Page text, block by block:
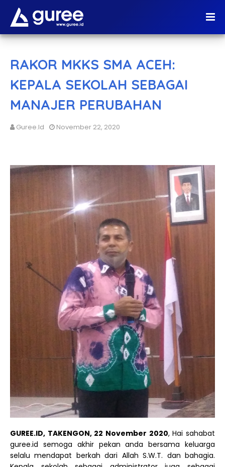
RAKOR MKKS SMA ACEH:
KEPALA SEKOLAH SEBAGAI
MANAJER PERUBAHAN
Guree.id November 22, 2020
GUREE.ID, TAKENGON, 22 November 2020, Hai sahabat
guree.id semoga akhir pekan anda bersama keluarga
selalu mendapat berkah dari Allah S.W.T. dan bahagia.